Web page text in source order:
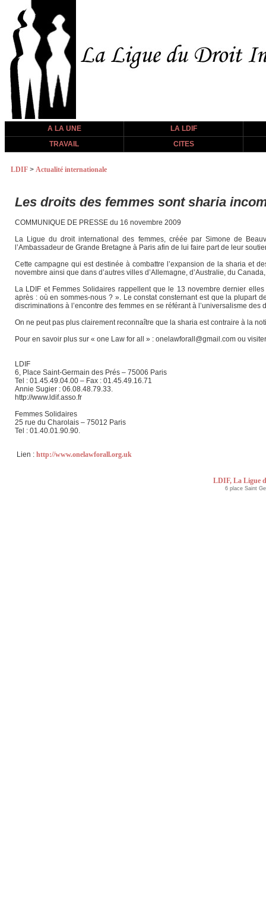
A LA UNE
LA LDIF
TRAVAIL
CITES
LDIF > Actualité internationale
Les droits des femmes sont sharia
COMMUNIQUE DE PRESSE du 16 novembre 2009
La Ligue du droit international des femmes, créée par Simone de
l’Ambassadeur de Grande Bretagne à Paris afin de lui faire part de leur
Cette campagne qui est destinée à combattre l’expansion de la sharia et
novembre ainsi que dans d’autres villes d’Allemagne, d’Australie, du
La LDIF et Femmes Solidaires rappellent que le 13 novembre dernier
après : où en sommes-nous ? ». Le constat consternant est que la plupart
discriminations à l’encontre des femmes en se référant à l’universalisme
On ne peut pas plus clairement reconnaître que la sharia est contraire à la
Pour en savoir plus sur « one Law for all » : onelawforall@gmail.com ou
LDIF
6, Place Saint-Germain des Prés – 75006 Paris
Tel : 01.45.49.04.00 – Fax : 01.45.49.16.71
Annie Sugier : 06.08.48.79.33.
http://www.ldif.asso.fr
Femmes Solidaires
25 rue du Charolais – 75012 Paris
Tel : 01.40.01.90.90.
Lien : http://www.onelawforall.org.uk
LDIF, La Ligue
6 place Saint